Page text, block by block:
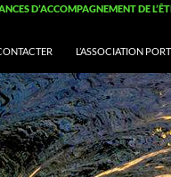
D’ACCOMPAGNEMENT DE
L’ASSOCIATION